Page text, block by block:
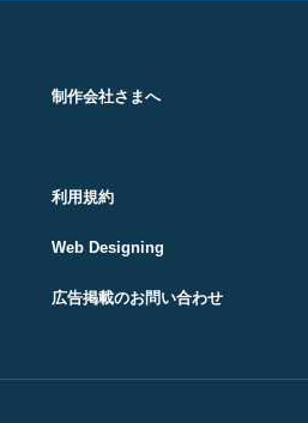
制作会社さまへ
利用規約
Web Designing
広告掲載のお問い合わせ